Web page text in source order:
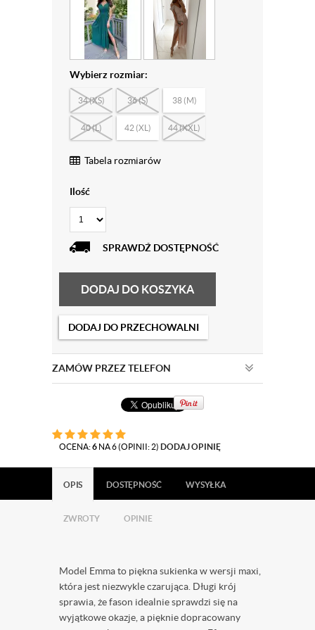
Wybierz rozmiar:
34 (XS) 36 (S) 38 (M)
40 (L) 42 (XL) 44 (XXL)
Tabela rozmiarów
Ilość
SPRAWDŹ DOSTĘPNOŚĆ
DODAJ DO KOSZYKA
DODAJ DO PRZECHOWALNI
ZAMÓW PRZEZ TELEFON
OCENA:6 NA 6 (OPINII: 2) DODAJ OPINIĘ
OPIS DOSTĘPNOŚĆ WYSYŁKA
ZWROTY OPINIE
Model Emma to piękna sukienka w wersji maxi,
która jest niezwykle czarująca. Długi krój
sprawia, że fason idealnie sprawdzi się na
wyjątkowe okazje, a pięknie dopracowany